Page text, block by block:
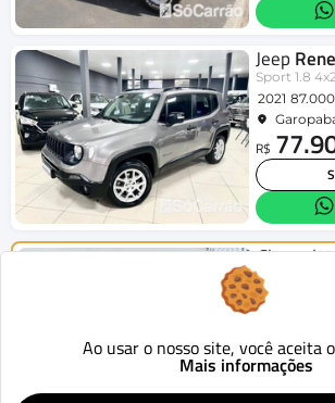
Jeep
Sport 1.8
2021 87.000
R$
Chevrolet
2015
R$
Ao usar o nosso site, você aceita
Mais informações